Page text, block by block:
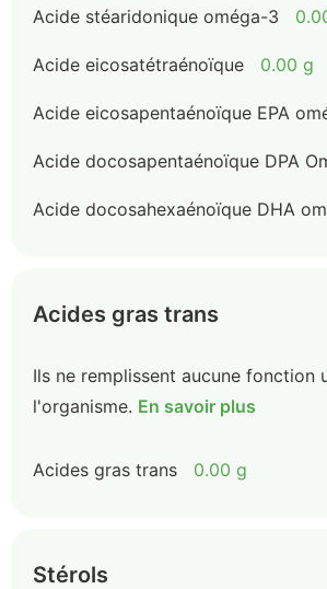
Acide stéaridonique oméga-3
Acide eicosatétraénoïque 0.00 g
Acide eicosapentaénoïque EPA
Acide docosapentaénoïque DPA
Acide docosahexaénoïque DHA
Acides gras trans
Ils ne remplissent aucune fonction
l'organisme. En savoir plus
Acides gras trans 0.00 g
Stérols